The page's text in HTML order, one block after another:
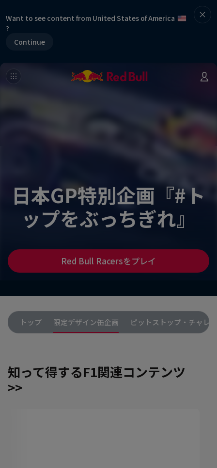
Want to see content from United States of America
?
Continue
日本GP特別企画『#ト
ップをぶっちぎれ』
Red Bull Racersをプレイ
トップ 限定デザイン缶企画 ピットストップ・チャレ
知って得するF1関連コンテンツ
>>